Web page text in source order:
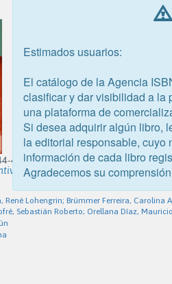
4
2021
René Lohengrin; Brümmer Ferreira, Carolina
Sebastián Roberto; Orellana Díaz,
Estimados usuarios:
El catálogo de la Agencia
clasificar y dar visibilidad a la
una plataforma de
Si desea adquirir algún libro,
la editorial responsable, cuyo
información de cada libro
Agradecemos su